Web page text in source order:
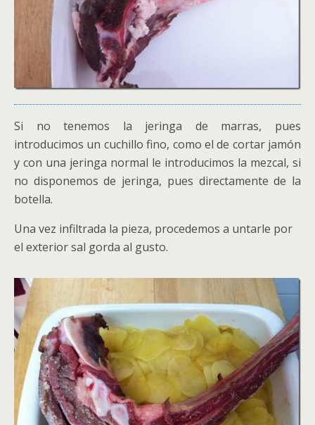
Si no tenemos la jeringa de marras, pues
introducimos un cuchillo fino, como el de cortar jamón
y con una jeringa normal le introducimos la mezcal, si
no disponemos de jeringa, pues directamente de la
botella.
Una vez infiltrada la pieza, procedemos a untarle por
el exterior sal gorda al gusto.